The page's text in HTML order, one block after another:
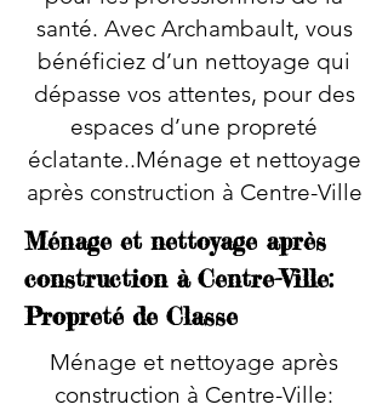
santé. Avec Archambault, vous
bénéficiez d’un nettoyage qui
dépasse vos attentes, pour des
espaces d’une propreté
éclatante..Ménage et nettoyage
après construction à Centre-Ville
Ménage et nettoyage après
construction à Centre-Ville:
Propreté de Classe
Ménage et nettoyage après
construction à Centre-Ville: